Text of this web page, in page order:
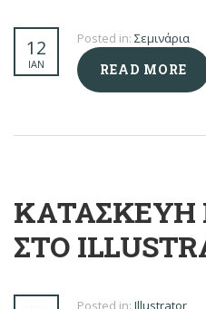
12
ΙΑΝ
Posted in: Σεμινάρια
READ MORE
ΚΑΤΑΣΚΕΥΉ
ΣΤΟ
Posted in: Illustrator